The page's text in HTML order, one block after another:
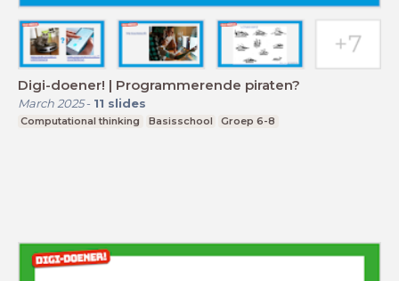
Digi-doener! | Programmerende piraten?
March 2025- 11 slides
Computational thinking Basisschool Groep 6-8